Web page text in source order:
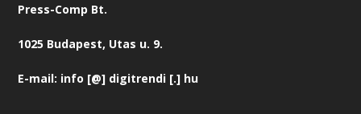
Press-Comp Bt.
1025 Budapest, Utas u. 9.
E-mail: info [@] digitrendi [.] hu